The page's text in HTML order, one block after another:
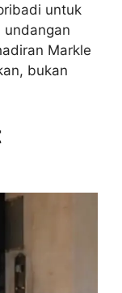
untuk
undangan
Markle
bukan